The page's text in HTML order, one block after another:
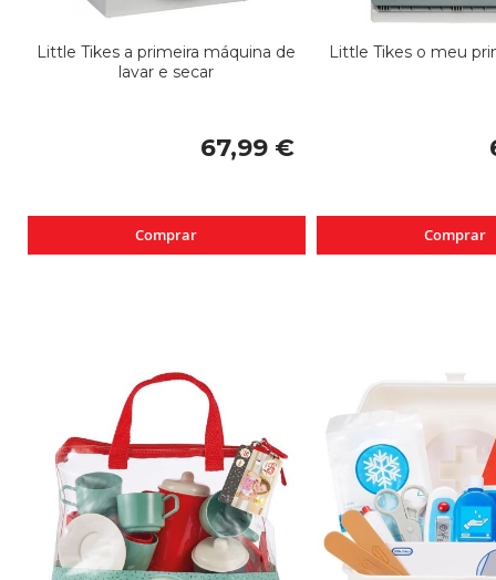
Little Tikes a primeira máquina de
lavar e secar
67,99 €
Comprar
Little Tikes o meu
Comprar